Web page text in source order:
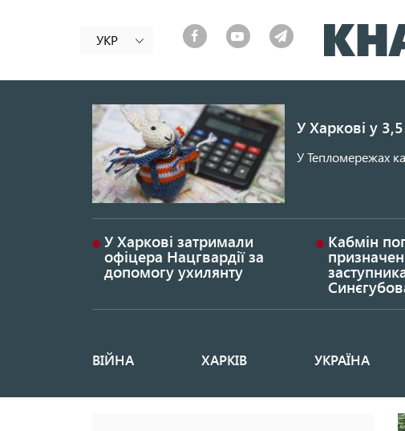
УКР
У Харкові у
У Тепломережах
У Харкові затримали
офіцера Нацгвардії за
допомогу ухилянту
Кабмін
Основная
ВІЙНА ХАРКІВ УКРАЇНА